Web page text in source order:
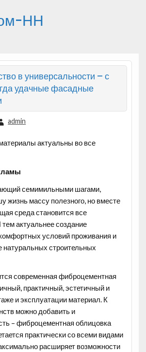
НН
в универсальности – с
удачные фасадные
admin
актуальны во все
семимильными шагами,
жизнь массу полезного, но вместе
среда становится все
тем актуальнее создание
условий проживания и
натуральных строительных
современная фиброцементная
практичный, эстетичный и
и эксплуатации материал. К
можно добавить и
– фиброцементная облицовка
практически со всеми видами
расширяет возможности